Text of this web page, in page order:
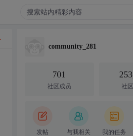
community_281
701
社区成员 社
发帖 与我相关 我的任务